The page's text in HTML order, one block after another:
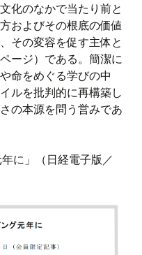
化のなかで当たり前と
およびその根底の価値
その変容を促す主体と
ージ）である。簡潔に
命をめぐる学びの中
ルを批判的に再構築し
の本源を問う営みであ
に」（日経電子版／